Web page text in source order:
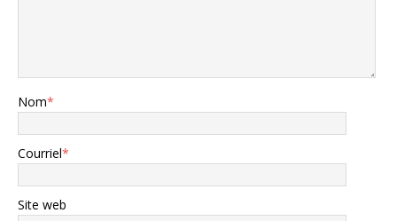
Nom*
Courriel*
Site web